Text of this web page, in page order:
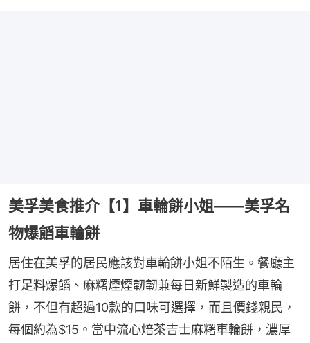
美孚美食推介【1】車輪餅小姐——美孚名
物爆饀車輪餅
居住在美孚的居民應該對車輪餅小姐不陌生。餐廳主
打足料爆饀、麻糬煙煙韌韌兼每日新鮮製造的車輪
餅，不但有超過10款的口味可選擇，而且價錢親民，
每個約為$15。當中流心焙茶吉士麻糬車輪餅，濃厚